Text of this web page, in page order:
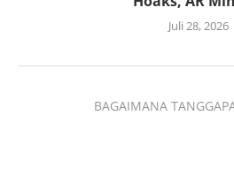
Juli 28, 2026
BAGAIMANA